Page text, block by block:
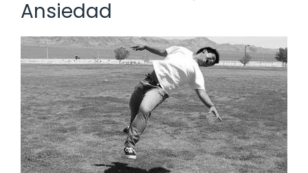
Ansiedad